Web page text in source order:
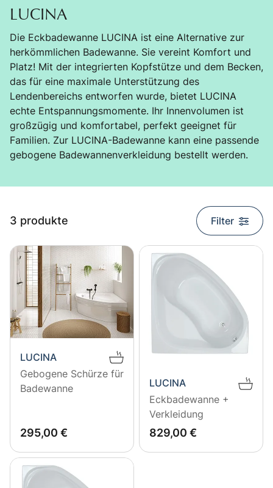
LUCINA
Die Eckbadewanne LUCINA ist eine Alternative zur
herkömmlichen Badewanne. Sie vereint Komfort und
Platz! Mit der integrierten Kopfstütze und dem Becken,
das für eine maximale Unterstützung des
Lendenbereichs entworfen wurde, bietet LUCINA
echte Entspannungsmomente. Ihr Innenvolumen ist
großzügig und komfortabel, perfekt geeignet für
Familien. Zur LUCINA-Badewanne kann eine passende
gebogene Badewannenverkleidung bestellt werden.
search.list_title
3 produkte Filter
LUCINA
Gebogene Schürze für
Badewanne
EUR
295
295,00 €
LUCINA
Eckbadewanne +
Verkleidung
EUR
829
829,00 €